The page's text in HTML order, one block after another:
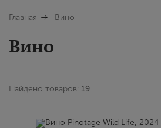
Главная Вино
Вино
Найдено товаров: 19